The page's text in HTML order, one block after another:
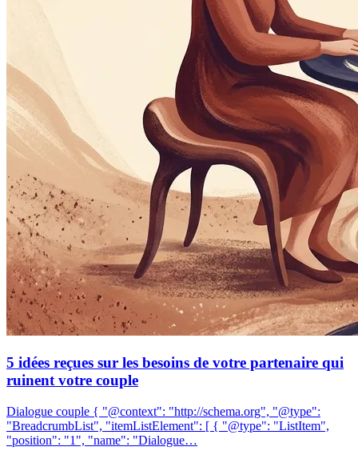
5 idées reçues sur les besoins de votre partenaire qui
ruinent votre couple
Dialogue couple { "@context": "http://schema.org", "@type":
"BreadcrumbList", "itemListElement": [ { "@type": "ListItem",
"position": "1", "name": "Dialogue…